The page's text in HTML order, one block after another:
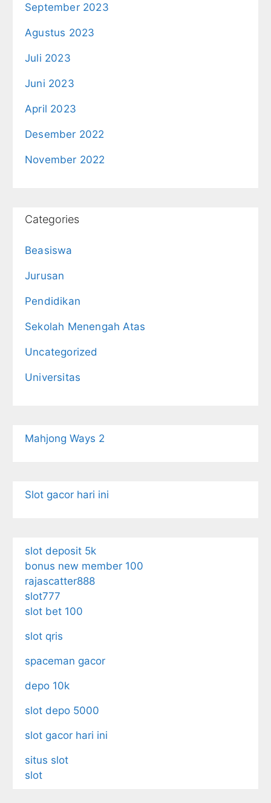
September 2023
Agustus 2023
Juli 2023
Juni 2023
April 2023
Desember 2022
November 2022
Categories
Beasiswa
Jurusan
Pendidikan
Sekolah Menengah Atas
Uncategorized
Universitas
Mahjong Ways 2
Slot gacor hari ini
slot deposit 5k
bonus new member 100
rajascatter888
slot777
slot bet 100
slot qris
spaceman gacor
depo 10k
slot depo 5000
slot gacor hari ini
situs slot
slot